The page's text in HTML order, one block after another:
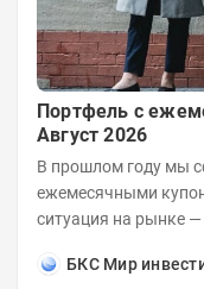
Портфель с
Август 2026
В прошлом году мы
ежемесячными
ситуация на рынке —
БКС Мир